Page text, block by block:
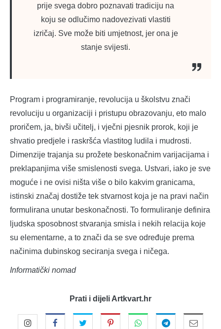
prije svega dobro poznavati tradiciju na
koju se odlučimo nadovezivati vlastiti
izričaj. Sve može biti umjetnost, jer ona je
stanje svijesti.
Program i programiranje, revolucija u školstvu znači
revoluciju u organizaciji i pristupu obrazovanju, eto malo
proričem, ja, bivši učitelj, i vječni pjesnik prorok, koji je
shvatio predjele i raskršća vlastitog ludila i mudrosti.
Dimenzije trajanja su prožete beskonačnim varijacijama i
preklapanjima više smislenosti svega. Ustvari, iako je sve
moguće i ne ovisi ništa više o bilo kakvim granicama,
istinski značaj dostiže tek stvarnost koja je na pravi način
formulirana unutar beskonačnosti. To formuliranje definira
ljudska sposobnost stvaranja smisla i nekih relacija koje
su elementarne, a to znači da se sve određuje prema
načinima dubinskog seciranja svega i ničega.
Informatički nomad
Prati i dijeli Artkvart.hr